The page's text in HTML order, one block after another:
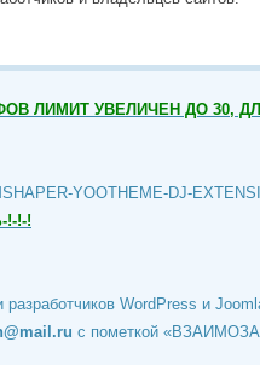
ЛИМИТ УВЕЛИЧЕН ДО 30,
YOOTHEME-DJ-
!-!-!
WordPress и
c пометкой